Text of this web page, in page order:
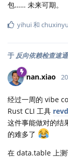
包…… 未来可期。
yihui和
于 反向依赖检查速
nan.xiao
经过一周的 vibe
Rust CLI 工具
这件事能做对的结
的难多了
在 data.table 上测